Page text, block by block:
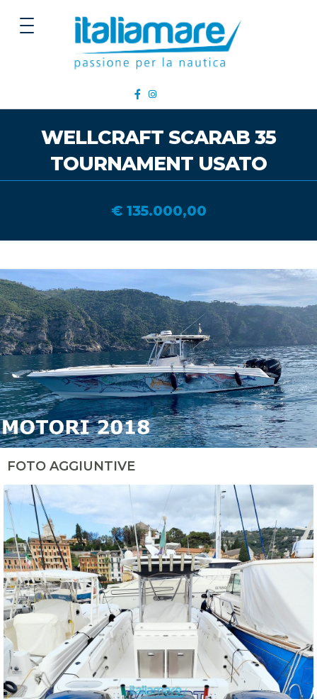
WELLCRAFT SCARAB 35
TOURNAMENT USATO
€ 135.000,00
FOTO AGGIUNTIVE